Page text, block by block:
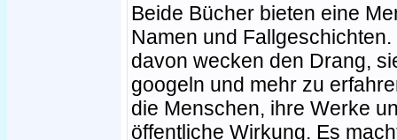
Beide Bücher bieten eine
Namen und Fallgeschichten.
davon wecken den Drang,
googeln und mehr zu
die Menschen, ihre Werke
öffentliche Wirkung. Es